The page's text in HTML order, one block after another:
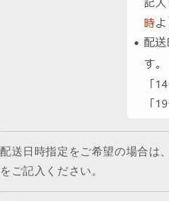
配送日時指定をご希望の場合は、
をご記入ください。